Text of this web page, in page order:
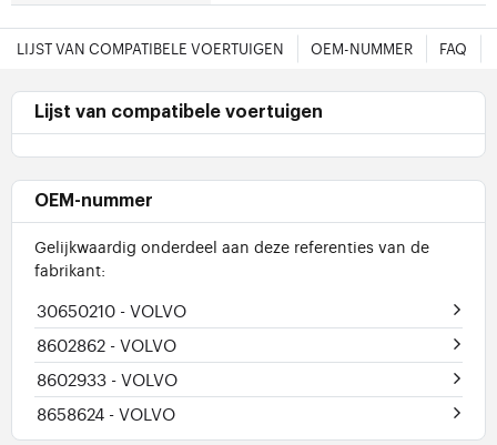
LIJST VAN COMPATIBELE VOERTUIGEN OEM-NUMMER FAQ
Lijst van compatibele voertuigen
OEM-nummer
Gelijkwaardig onderdeel aan deze referenties van de
fabrikant:
30650210 - VOLVO
8602862 - VOLVO
8602933 - VOLVO
8658624 - VOLVO